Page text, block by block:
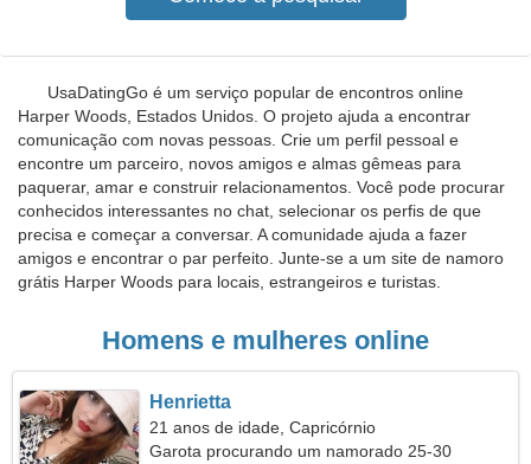
UsaDatingGo é um serviço popular de encontros online
Harper Woods, Estados Unidos. O projeto ajuda a encontrar
comunicação com novas pessoas. Crie um perfil pessoal e
encontre um parceiro, novos amigos e almas gêmeas para
paquerar, amar e construir relacionamentos. Você pode procurar
conhecidos interessantes no chat, selecionar os perfis de que
precisa e começar a conversar. A comunidade ajuda a fazer
amigos e encontrar o par perfeito. Junte-se a um site de namoro
grátis Harper Woods para locais, estrangeiros e turistas.
Homens e mulheres online
Henrietta
21 anos de idade, Capricórnio
Garota procurando um namorado 25-30